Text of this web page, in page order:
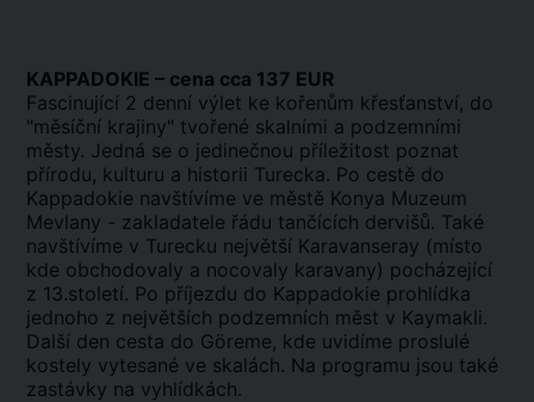
KAPPADOKIE – cena cca 137 EUR
Fascinující 2 denní výlet ke kořenům křesťanství, do
"měsíční krajiny" tvořené skalními a podzemními
městy. Jedná se o jedinečnou příležitost poznat
přírodu, kulturu a historii Turecka. Po cestě do
Kappadokie navštívíme ve městě Konya Muzeum
Mevlany - zakladatele řádu tančících dervišů. Také
navštívíme v Turecku největší Karavanseray (místo
kde obchodovaly a nocovaly karavany) pocházející
z 13.století. Po příjezdu do Kappadokie prohlídka
jednoho z největších podzemních měst v Kaymakli.
Další den cesta do Göreme, kde uvidíme proslulé
kostely vytesané ve skalách. Na programu jsou také
zastávky na vyhlídkách.